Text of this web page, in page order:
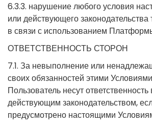
6.3.3. нарушение любого условия
или действующего
в связи с использованием
ОТВЕТСТВЕННОСТЬ СТОРОН
7.1. За невыполнение или
своих обязанностей этими
Пользователь несут ответственность
действующим законодательством,
предусмотрено настоящими